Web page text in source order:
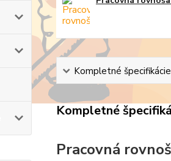
Kompletné špecifikácie
Kompletné
Pracovná